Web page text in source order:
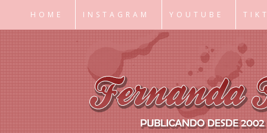
HOME INSTAGRAM YOUTUBE